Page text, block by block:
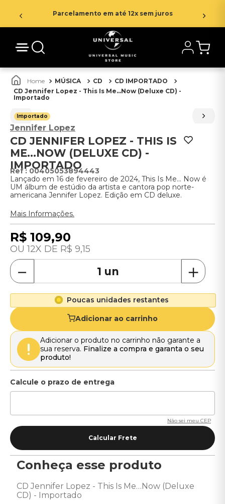
Parcelamento em até 12x sem juros
MÚSICA CD
CD IMPORTADO
CD Jennifer Lopez - This Is Me...Now (Deluxe CD) -
Importado
Importado
Jennifer Lopez
CD JENNIFER LOPEZ - THIS IS
ME...NOW (DELUXE CD) -
IMPORTADO
: 00405053894443
Lançado em 16 de fevereiro de 2024, This Is Me... Now é
UM álbum de estúdio da artista e cantora pop norte-
americana Jennifer Lopez. Edição em CD deluxe.
Mais Informações.
R$ 109,90
12 R$ 9,15
＋
－
Poucas unidades restantes
Adicionar ao carrinho
Adicionar o produto no carrinho não garante a
sua reserva. Finalize a compra e garanta o seu
produto!
Não sei meu CEP
Conheça esse produto
CD Jennifer Lopez - This Is Me…Now (Deluxe
CD) - Importado